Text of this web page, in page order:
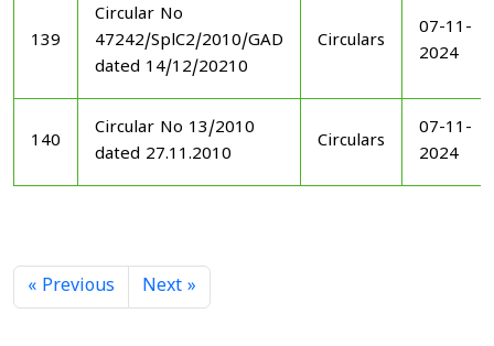
139
Circular No
47242/SplC2/2010/GAD
dated 14/12/20210
Circulars
07-11-
2024
140
Circular No 13/2010
dated 27.11.2010
Circulars
07-11-
2024
« Previous Next »